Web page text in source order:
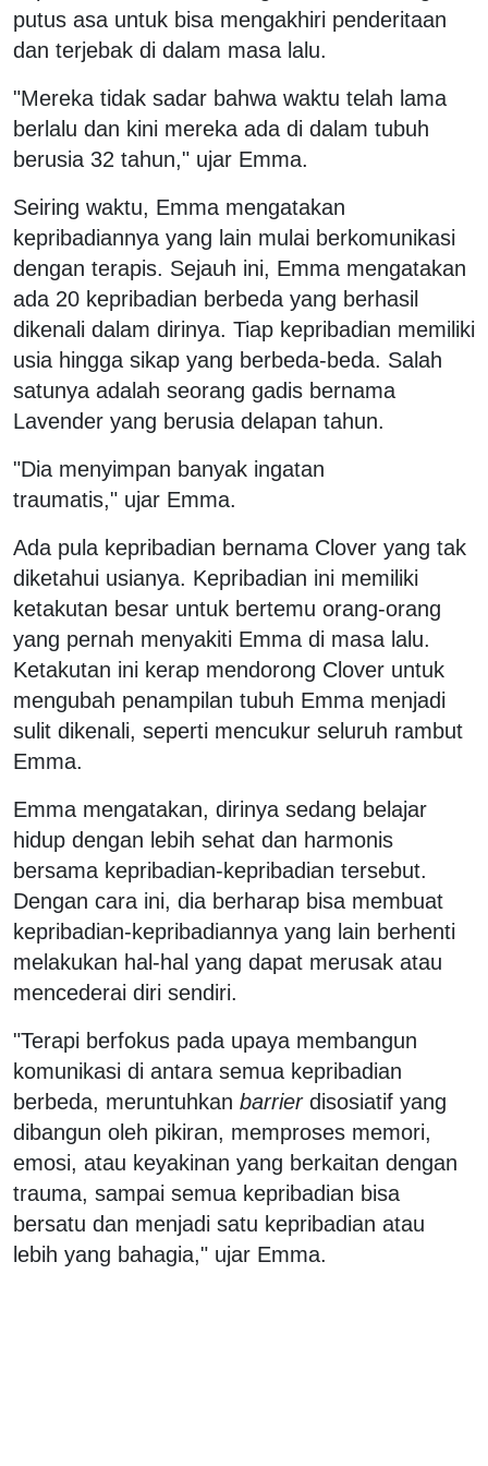
putus asa untuk bisa mengakhiri penderitaan
dan terjebak di dalam masa lalu.
"Mereka tidak sadar bahwa waktu telah lama
berlalu dan kini mereka ada di dalam tubuh
berusia 32 tahun," ujar Emma.
Seiring waktu, Emma mengatakan
kepribadiannya yang lain mulai berkomunikasi
dengan terapis. Sejauh ini, Emma mengatakan
ada 20 kepribadian berbeda yang berhasil
dikenali dalam dirinya. Tiap kepribadian memiliki
usia hingga sikap yang berbeda-beda. Salah
satunya adalah seorang gadis bernama
Lavender yang berusia delapan tahun.
"Dia menyimpan banyak ingatan
traumatis," ujar Emma.
Ada pula kepribadian bernama Clover yang tak
diketahui usianya. Kepribadian ini memiliki
ketakutan besar untuk bertemu orang-orang
yang pernah menyakiti Emma di masa lalu.
Ketakutan ini kerap mendorong Clover untuk
mengubah penampilan tubuh Emma menjadi
sulit dikenali, seperti mencukur seluruh rambut
Emma.
Emma mengatakan, dirinya sedang belajar
hidup dengan lebih sehat dan harmonis
bersama kepribadian-kepribadian tersebut.
Dengan cara ini, dia berharap bisa membuat
kepribadian-kepribadiannya yang lain berhenti
melakukan hal-hal yang dapat merusak atau
mencederai diri sendiri.
"Terapi berfokus pada upaya membangun
komunikasi di antara semua kepribadian
berbeda, meruntuhkan barrierdisosiatif yang
dibangun oleh pikiran, memproses memori,
emosi, atau keyakinan yang berkaitan dengan
trauma, sampai semua kepribadian bisa
bersatu dan menjadi satu kepribadian atau
lebih yang bahagia," ujar Emma.